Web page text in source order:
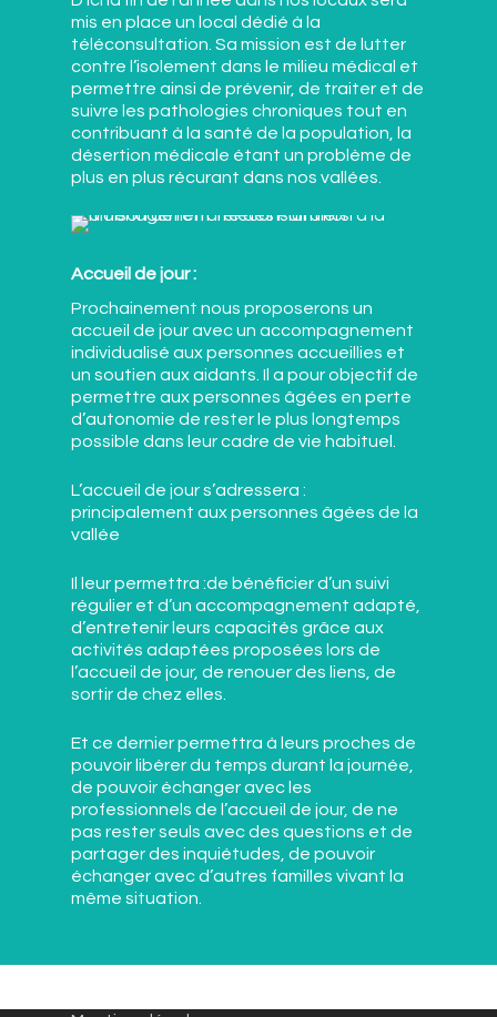
mis en place un local dédié à la
téléconsultation. Sa mission est de lutter
contre l’isolement dans le milieu médical et
permettre ainsi de prévenir, de traiter et de
suivre les pathologies chroniques tout en
contribuant à la santé de la population, la
désertion médicale étant un problème de
plus en plus récurant dans nos vallées.
Accueil de jour :
Prochainement nous proposerons un
accueil de jour avec un accompagnement
individualisé aux personnes accueillies et
un soutien aux aidants. Il a pour objectif de
permettre aux personnes âgées en perte
d’autonomie de rester le plus longtemps
possible dans leur cadre de vie habituel.
L’accueil de jour s’adressera :
principalement aux personnes âgées de la
vallée
Il leur permettra :de bénéficier d’un suivi
régulier et d’un accompagnement adapté,
d’entretenir leurs capacités grâce aux
activités adaptées proposées lors de
l’accueil de jour, de renouer des liens, de
sortir de chez elles.
Et ce dernier permettra à leurs proches de
pouvoir libérer du temps durant la journée,
de pouvoir échanger avec les
professionnels de l’accueil de jour, de ne
pas rester seuls avec des questions et de
partager des inquiétudes, de pouvoir
échanger avec d’autres familles vivant la
même situation.